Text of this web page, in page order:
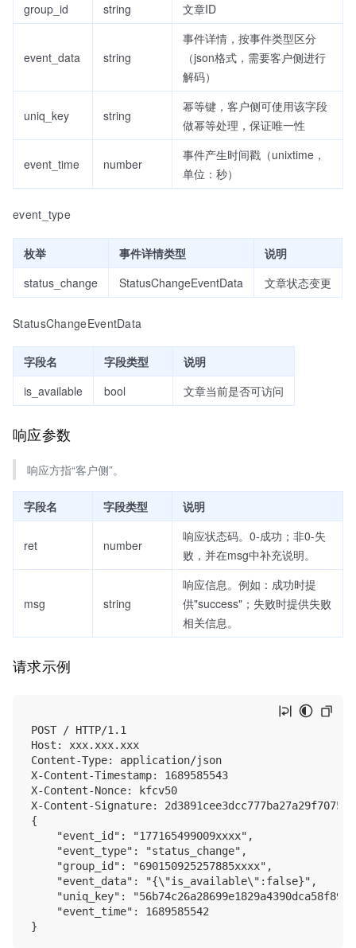
group_id
string 文章ID
event_data string
事件详情，按事件类型区分
（json格式，需要客户侧进行
解码）
uniq_key string
幂等键，客户侧可使用该字段
做幂等处理，保证唯一性
event_time number
事件产生时间戳（unixtime，
单位：秒）
event_type
枚举 事件详情类型
说明
status_change
StatusChangeEventData 文章状态变更
StatusChangeEventData
字段名 字段类型
说明
is_available
bool 文章当前是否可访问
响应参数
响应方指“客户侧”。
字段名 字段类型 说明
ret number
响应状态码。0-成功；非0-失
败，并在msg中补充说明。
msg string
响应信息。例如：成功时提
供"success"；失败时提供失败
相关信息。
请求示例
POST / HTTP/1.1
Host: xxx.xxx.xxx
Content-Type: application/json
X-Content-Timestamp: 1689585543
X-Content-Nonce: kfcv50
X-Content-Signature:
{
    "event_id": "177165499009xxxx",
    "event_type": "status_change",
    "group_id": "690150925257885xxxx",
    "event_data": "{\"is_available\":false}",
"uniq_key":
    "event_time": 1689585542